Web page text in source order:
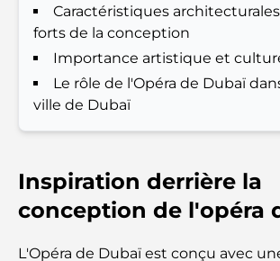
Clubs de plage de Palm Jumeirah
2026
Restaurants italiens du centre-ville
avant-goût d'Italie au cœur de la
summum du fitness
Le guide ultime des restaurants
Caractéristiques
forts de la conception
Importance artistique et
Le rôle de l'Opéra de Dubaï
ville de Dubaï
Inspiration derrière la
conception de l'opéra
L'Opéra de Dubaï est conçu avec